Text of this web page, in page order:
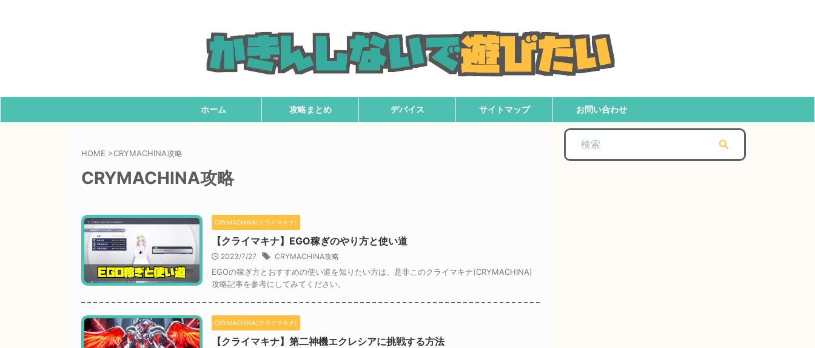
ホーム 攻略まとめ デバイス サイトマップ お問い合わせ
HOME >CRYMACHINA攻略
CRYMACHINA攻略
CRYMACHINA(クライマキナ)
【クライマキナ】EGO稼ぎのやり方と使い道
2023/7/27 CRYMACHINA攻略
EGOの稼ぎ方とおすすめの使い道を知りたい方は、是非このクライマキナ(CRYMACHINA)
攻略記事を参考にしてみてください。
CRYMACHINA(クライマキナ)
【クライマキナ】第二神機エクレシアに挑戦する方法